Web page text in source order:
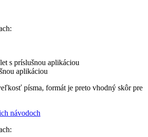
s príslušnou aplikáciou
aplikáciou
písma, formát je preto vhodný skôr pre
návodoch